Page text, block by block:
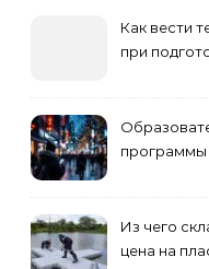
Как вести
при
Из чего
цена на